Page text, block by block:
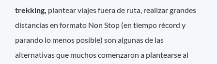
trekking, plantear viajes fuera de ruta, realizar grandes
distancias en formato Non Stop (en tiempo récord y
parando lo menos posible) son algunas de las
alternativas que muchos comenzaron a plantearse al